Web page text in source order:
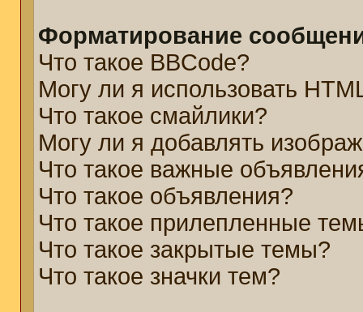
Форматирование
Что такое BBCode?
Могу ли я использовать
Что такое смайлики?
Могу ли я добавлять
Что такое важные
Что такое объявления?
Что такое прилепленные
Что такое закрытые темы?
Что такое значки тем?